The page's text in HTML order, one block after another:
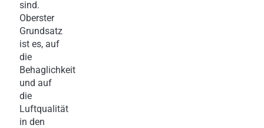
sind.
Oberster
Grundsatz
ist es, auf
die
Behaglichkeit
und auf
die
Luftqualität
in den